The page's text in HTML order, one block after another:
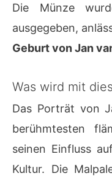
Die Münze
ausgegeben,
Geburt von Jan
Was wird mit
Das Porträt von
berühmtesten
seinen Einfluss
Kultur. Die